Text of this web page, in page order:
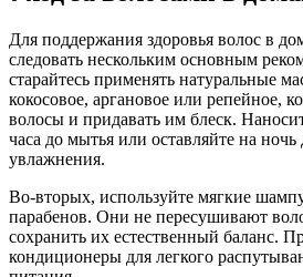
Для поддержания здоровья волос в
следовать нескольким основным
старайтесь применять натуральные
кокосовое, аргановое или репейное,
волосы и придавать им блеск.
часа до мытья или оставляйте на ночь
увлажнения.
Во-вторых, используйте мягкие
парабенов. Они не пересушивают
сохранить их естественный баланс.
кондиционеры для легкого